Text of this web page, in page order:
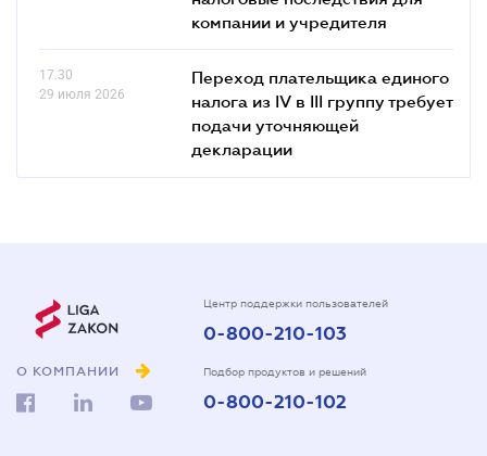
компании и учредителя
17.30
29 июля 2026
Переход плательщика единого
налога из IV в III группу требует
подачи уточняющей
декларации
О КОМПАНИИ
Центр поддержки пользователей
0-800-210-103
Подбор продуктов и решений
0-800-210-102